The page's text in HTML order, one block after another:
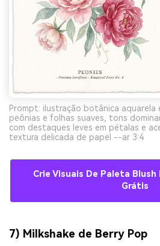
Prompt: ilustração botânica aquarela
peônias e folhas suaves, tons
com destaques leves em pétalas e
textura delicada de papel --ar 3:4
Crie Visuais De Paleta Blush
Grátis
7) Milkshake de Berry Pop